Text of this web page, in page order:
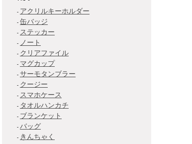
アクリルキーホルダー
缶バッジ
ステッカー
ノート
クリアファイル
マグカップ
サーモタンブラー
クージー
スマホケース
タオルハンカチ
ブランケット
バッグ
きんちゃく